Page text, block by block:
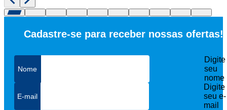
Cadastre-se para receber nossas ofertas!
Digite
seu
nome
Digite
seu e-
mail